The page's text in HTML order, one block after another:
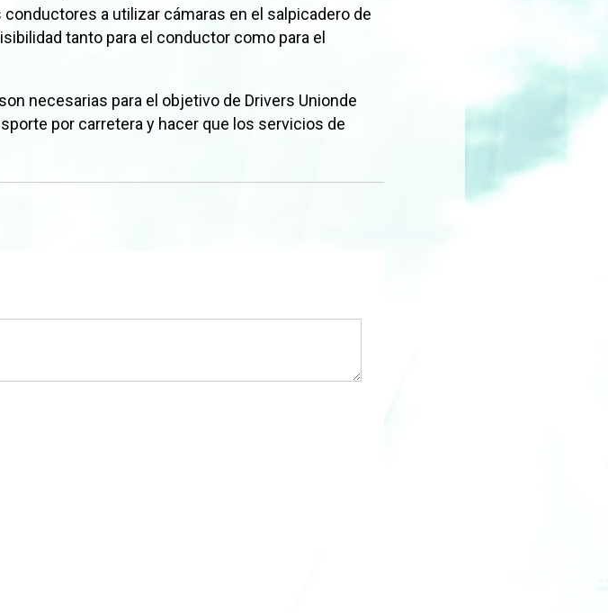
conductores a utilizar cámaras en el salpicadero de
tanto para el conductor como para el
necesarias para el objetivo de Drivers Unionde
por carretera y hacer que los servicios de